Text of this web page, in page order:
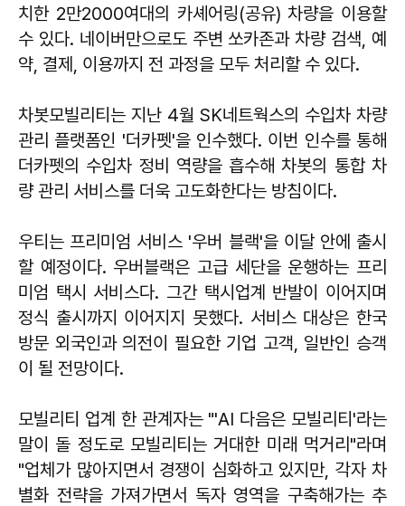
치한 2만2000여대의 카셰어링(공유) 차량을 이용할
수 있다. 네이버만으로도 주변 쏘카존과 차량 검색, 예
약, 결제, 이용까지 전 과정을 모두 처리할 수 있다.
차봇모빌리티는 지난 4월 SK네트웍스의 수입차 차량
관리 플랫폼인 '더카펫'을 인수했다. 이번 인수를 통해
더카펫의 수입차 정비 역량을 흡수해 차봇의 통합 차
량 관리 서비스를 더욱 고도화한다는 방침이다.
우티는 프리미엄 서비스 '우버 블랙'을 이달 안에 출시
할 예정이다. 우버블랙은 고급 세단을 운행하는 프리
미엄 택시 서비스다. 그간 택시업계 반발이 이어지며
정식 출시까지 이어지지 못했다. 서비스 대상은 한국
방문 외국인과 의전이 필요한 기업 고객, 일반인 승객
이 될 전망이다.
모빌리티 업계 한 관계자는 "'AI 다음은 모빌리티'라는
말이 돌 정도로 모빌리티는 거대한 미래 먹거리"라며
"업체가 많아지면서 경쟁이 심화하고 있지만, 각자 차
별화 전략을 가져가면서 독자 영역을 구축해가는 추